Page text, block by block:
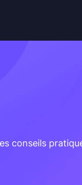
conseils